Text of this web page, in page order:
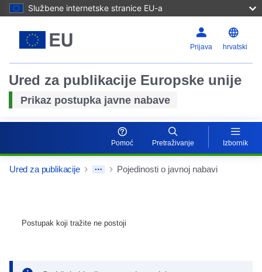
Službene internetske stranice EU-a
Prijava hrvatski
Ured za publikacije Europske unije
Prikaz postupka javne nabave
Pomoć Pretraživanje Izbornik
Ured za publikacije Pojedinosti o javnoj nabavi
Postupak koji tražite ne postoji